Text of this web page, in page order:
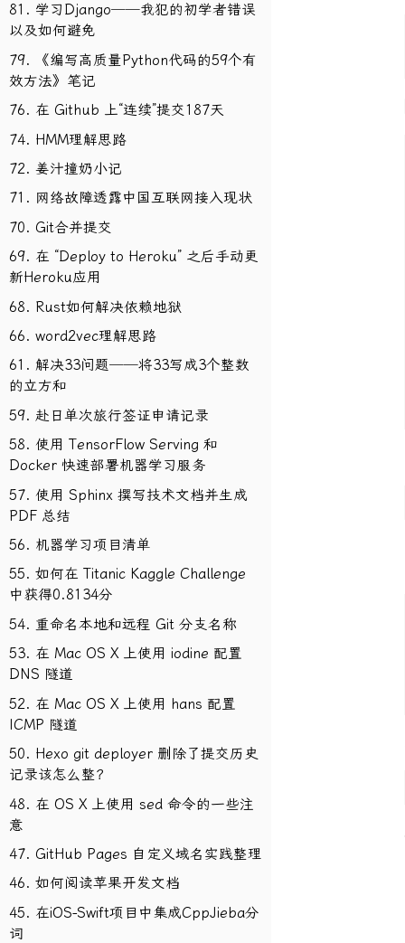
81. 学习Django──我犯的初学者错误
以及如何避免
79. 《编写高质量Python代码的59个有
效方法》笔记
76. 在 Github 上“连续”提交187天
74. HMM理解思路
72. 姜汁撞奶小记
71. 网络故障透露中国互联网接入现状
70. Git合并提交
69. 在 “Deploy to Heroku” 之后手动更
新Heroku应用
68. Rust如何解决依赖地狱
66. word2vec理解思路
61. 解决33问题──将33写成3个整数
的立方和
59. 赴日单次旅行签证申请记录
58. 使用 TensorFlow Serving 和
Docker 快速部署机器学习服务
57. 使用 Sphinx 撰写技术文档并生成
PDF 总结
56. 机器学习项目清单
55. 如何在 Titanic Kaggle Challenge
中获得0.8134分
54. 重命名本地和远程 Git 分支名称
53. 在 Mac OS X 上使用 iodine 配置
DNS 隧道
52. 在 Mac OS X 上使用 hans 配置
ICMP 隧道
50. Hexo git deployer 删除了提交历史
记录该怎么整？
48. 在 OS X 上使用 sed 命令的一些注
意
47. GitHub Pages 自定义域名实践整理
46. 如何阅读苹果开发文档
45. 在iOS-Swift项目中集成CppJieba分
词